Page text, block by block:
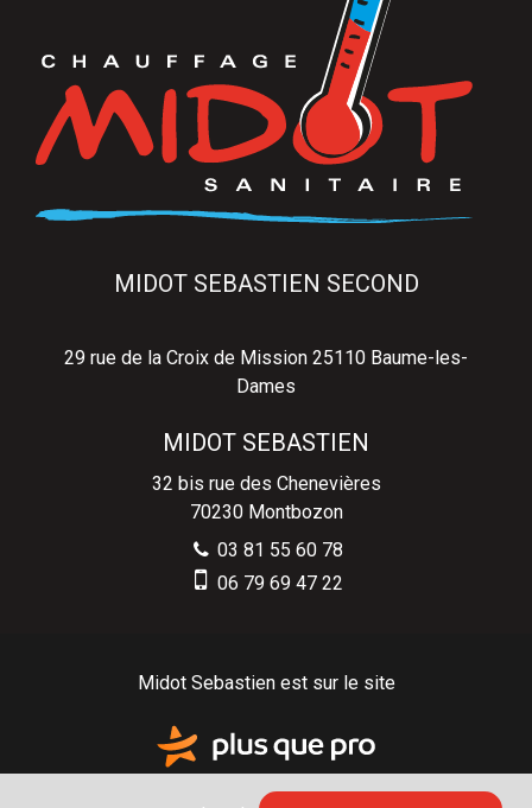
MIDOT SEBASTIEN SECOND
29 rue de la Croix de Mission 25110 Baume-les-
Dames
MIDOT SEBASTIEN
32 bis rue des Chenevières
70230 Montbozon
03 81 55 60 78
06 79 69 47 22
Midot Sebastien est sur le site